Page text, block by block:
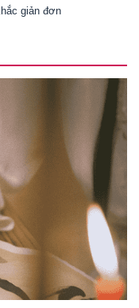
giản đơn